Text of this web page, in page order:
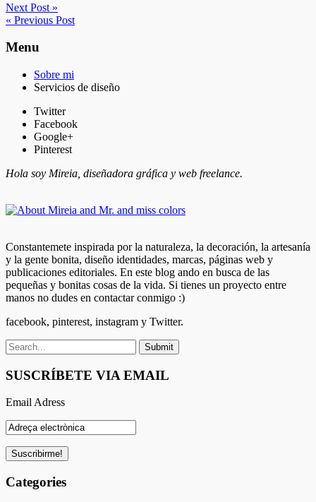
Next Post »
« Previous Post
Menu
Sobre mi
Servicios de diseño
Twitter
Facebook
Google+
Pinterest
Hola soy Mireia, diseñadora gráfica y web freelance.
Constantemete inspirada por la naturaleza, la decoración, la artesanía
y la gente bonita, diseño identidades, marcas, páginas web y
publicaciones editoriales. En este blog ando en busca de las
pequeñas y bonitas cosas de la vida. Si tienes un proyecto entre
manos no dudes en contactar conmigo :)
facebook, pinterest, instagram y Twitter.
SUSCRÍBETE VIA EMAIL
Email Adress
Categories